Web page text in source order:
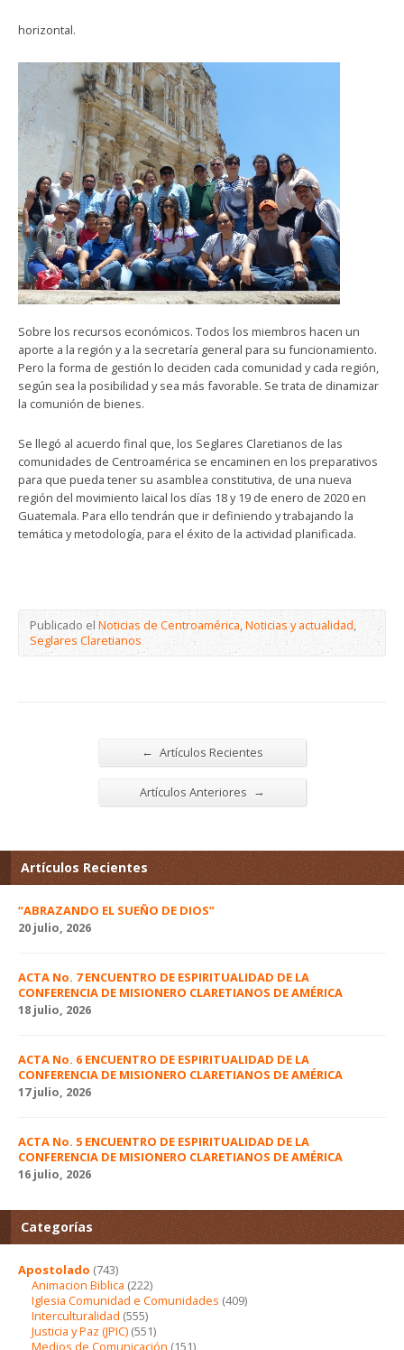
horizontal.
Sobre los recursos económicos. Todos los miembros hacen un
aporte a la región y a la secretaría general para su funcionamiento.
Pero la forma de gestión lo deciden cada comunidad y cada región,
según sea la posibilidad y sea más favorable. Se trata de dinamizar
la comunión de bienes.
Se llegó al acuerdo final que, los Seglares Claretianos de las
comunidades de Centroamérica se encaminen en los preparativos
para que pueda tener su asamblea constitutiva, de una nueva
región del movimiento laical los días 18 y 19 de enero de 2020 en
Guatemala. Para ello tendrán que ir definiendo y trabajando la
temática y metodología, para el éxito de la actividad planificada.
Publicado el Noticias de Centroamérica,Noticias y actualidad,
Seglares Claretianos
← Artículos Recientes
Artículos Anteriores →
Artículos Recientes
“ABRAZANDO EL SUEÑO DE DIOS”
20 julio, 2026
ACTA No. 7 ENCUENTRO DE ESPIRITUALIDAD DE LA
CONFERENCIA DE MISIONERO CLARETIANOS DE AMÉRICA
18 julio, 2026
ACTA No. 6 ENCUENTRO DE ESPIRITUALIDAD DE LA
CONFERENCIA DE MISIONERO CLARETIANOS DE AMÉRICA
17 julio, 2026
ACTA No. 5 ENCUENTRO DE ESPIRITUALIDAD DE LA
CONFERENCIA DE MISIONERO CLARETIANOS DE AMÉRICA
16 julio, 2026
Categorías
Apostolado (743)
Animacion Biblica (222)
Iglesia Comunidad e Comunidades (409)
Interculturalidad (555)
Justicia y Paz (JPIC) (551)
Medios de Comunicación (151)